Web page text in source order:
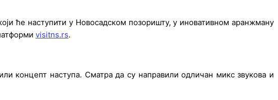
ће наступити у Новосадском позоришту, у иновативном аранжману
visitns.rs.
концепт наступа. Сматра да су направили одличан микс звукова и